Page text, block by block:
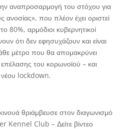
αναπροσαρμογή του στόχου για
ανοσίας», που πλέον έχει οριστεί
80%, αρμόδιοι κυβερνητικοί
ότι δεν εφησυχάζουν και είναι
μέτρο που θα απομακρύνει
του κορωνοϊού – και
νέου lockdown.
θριάμβευσε στον διαγωνισμό
Kennel Club – Δείτε βίντεο